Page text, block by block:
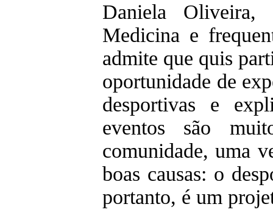
Daniela
Medicina e
admite que quis
oportunidade de
desportivas e
eventos são
comunidade, uma
boas causas: o
portanto, é um